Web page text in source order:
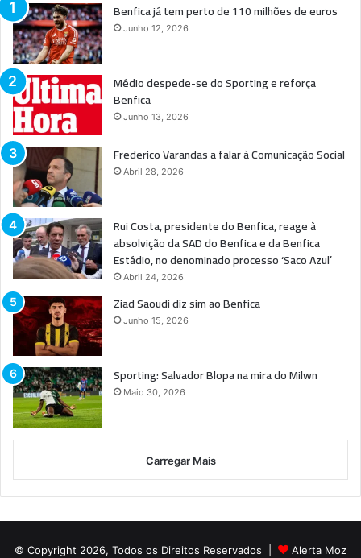
Benfica já tem perto de 110 milhões de euros
Junho 12, 2026
Médio despede-se do Sporting e reforça
Benfica
Junho 13, 2026
Frederico Varandas a falar à Comunicação Social
Abril 28, 2026
Rui Costa, presidente do Benfica, reage à
absolvição da SAD do Benfica e da Benfica
Estádio, no denominado processo ‘Saco Azul’
Abril 24, 2026
Ziad Saoudi diz sim ao Benfica
Junho 15, 2026
Sporting: Salvador Blopa na mira do Milwn
Maio 30, 2026
Carregar Mais
© Copyright 2026, Todos os Direitos Reservados | Alerta Moz